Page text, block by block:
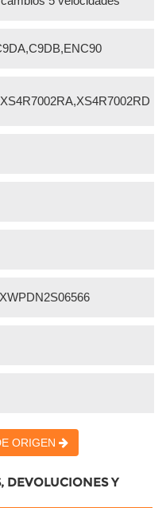
ORIGEN
DEVOLUCIONES Y